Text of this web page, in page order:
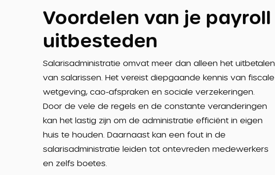
Voordelen van je payroll
uitbesteden
Salarisadministratie omvat meer dan alleen het uitbetalen
van salarissen. Het vereist diepgaande kennis van fiscale
wetgeving, cao-afspraken en sociale verzekeringen.
Door de vele de regels en de constante veranderingen
kan het lastig zijn om de administratie efficiënt in eigen
huis te houden. Daarnaast kan een fout in de
salarisadministratie leiden tot ontevreden medewerkers
en zelfs boetes.